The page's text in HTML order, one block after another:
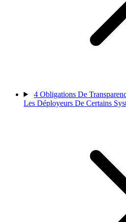
4 Obligations De
Les Déployeurs De Certains